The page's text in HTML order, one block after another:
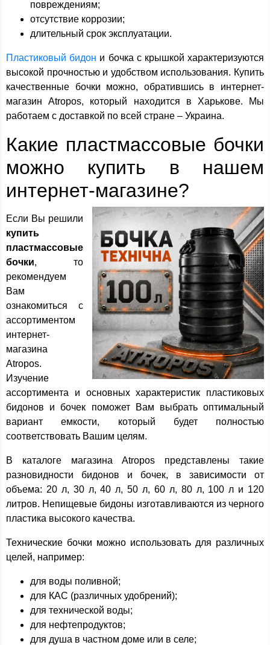
повреждениям;
отсутствие коррозии;
длительный срок эксплуатации.
Пластиковый бидон и бочка с крышкой характеризуются
высокой прочностью и удобством использования. Купить
качественные бочки можно, обратившись в интернет-
магазин Atropos, который находится в Харькове. Мы
работаем с доставкой по всей стране – Украина.
Какие пластмассовые бочки
можно купить в нашем
интернет-магазине?
Если Вы решили
купить
пластмассовые
бочки, то
рекомендуем
Вам
ознакомиться с
ассортиментом
интернет-
магазина
Atropos.
Изучение
ассортимента и основных характеристик пластиковых
бидонов и бочек поможет Вам выбрать оптимальный
вариант емкости, который будет полностью
соответствовать Вашим целям.
В каталоге магазина Atropos представлены такие
разновидности бидонов и бочек, в зависимости от
объема: 20 л, 30 л, 40 л, 50 л, 60 л, 80 л, 100 л и 120
литров. Непищевые бидоны изготавливаются из черного
пластика высокого качества.
Технические бочки можно использовать для различных
целей, например:
для воды поливной;
для КАС (различных удобрений);
для технической воды;
для нефтепродуктов;
для душа в частном доме или в селе;